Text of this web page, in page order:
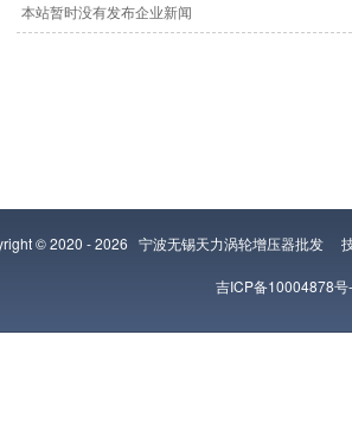
本站暂时没有发布企业新闻
© 2020 - 2026 宁波无锡天力涡轮增压器批发
吉ICP备10004878号